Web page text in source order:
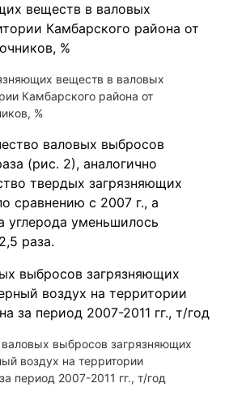
веществ в валовых
Камбарского района от
%
валовых выбросов
(рис. 2), аналогично
твердых загрязняющих
сравнению с 2007 г., а
углерода уменьшилось
раза.
выбросов загрязняющих
воздух на территории
период 2007-2011 гг., т/год